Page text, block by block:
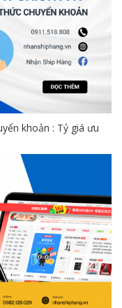
khoản : Tỷ giá ưu